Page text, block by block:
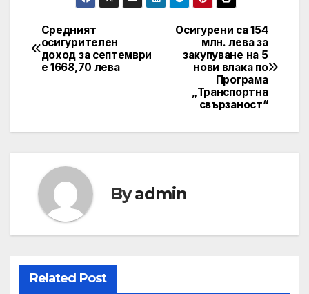
Post
navigation
Осигурени са 154
млн. лева за
закупуване на 5
нови влака по
Програма
„Транспортна
свързаност“
Средният
осигурителен
доход за септември
е 1668,70 лева
Byadmin
Related Post